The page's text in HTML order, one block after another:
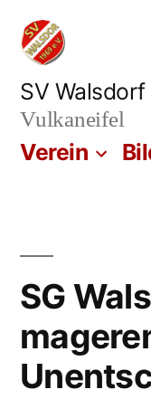
Zum
Inhalt
springen
SV Walsdorf
Vulkaneifel
Verein
SG